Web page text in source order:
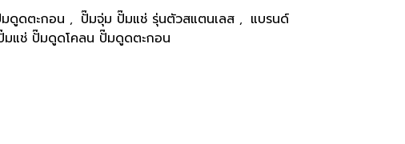
ดูดตะกอน , ปั๊มจุ่ม ปั๊มแช่ รุ่นตัวสแตนเลส , แบรนด์
มแช่ ปั๊มดูดโคลน ปั๊มดูดตะกอน